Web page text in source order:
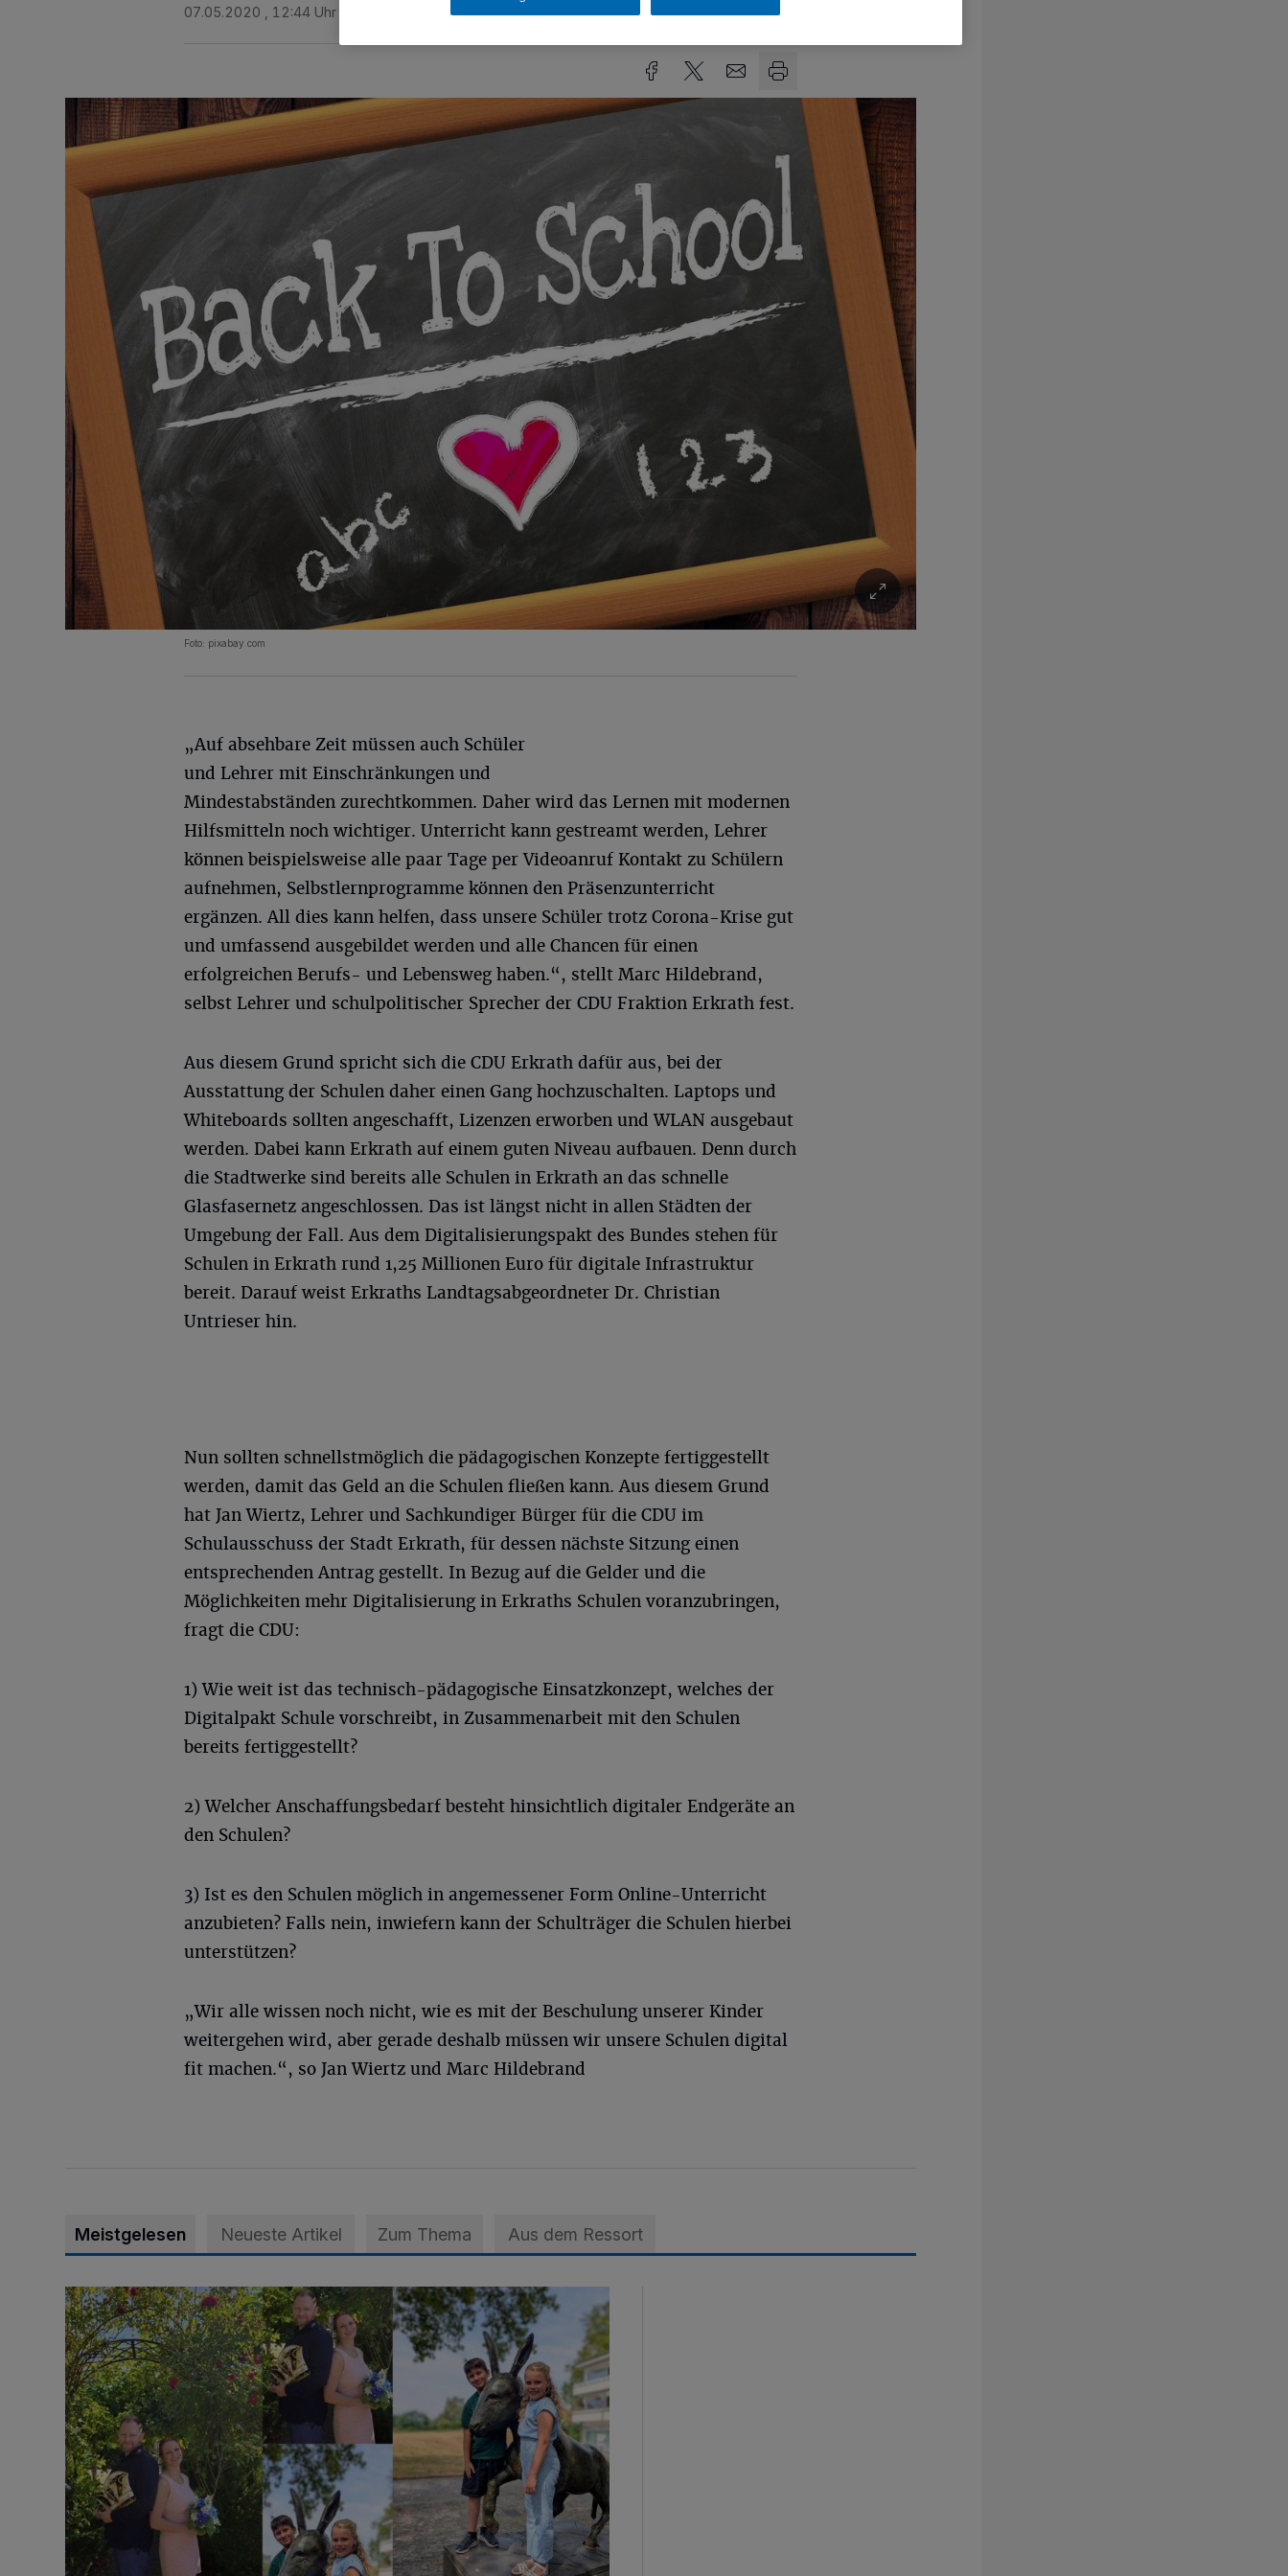
07.05.2020 , 12:44 Uhr 2 Minuten Lesezeit
Foto: pixabay.com
„Auf absehbare Zeit müssen auch Schüler
und Lehrer mit Einschränkungen und
Mindestabständen zurechtkommen. Daher wird das Lernen mit modernen
Hilfsmitteln noch wichtiger. Unterricht kann gestreamt werden, Lehrer
können beispielsweise alle paar Tage per Videoanruf Kontakt zu Schülern
aufnehmen, Selbstlernprogramme können den Präsenzunterricht
ergänzen. All dies kann helfen, dass unsere Schüler trotz Corona-Krise gut
und umfassend ausgebildet werden und alle Chancen für einen
erfolgreichen Berufs- und Lebensweg haben.“, stellt Marc Hildebrand,
selbst Lehrer und schulpolitischer Sprecher der CDU Fraktion Erkrath fest.
Aus diesem Grund spricht sich die CDU Erkrath dafür aus, bei der
Ausstattung der Schulen daher einen Gang hochzuschalten. Laptops und
Whiteboards sollten angeschafft, Lizenzen erworben und WLAN ausgebaut
werden. Dabei kann Erkrath auf einem guten Niveau aufbauen. Denn durch
die Stadtwerke sind bereits alle Schulen in Erkrath an das schnelle
Glasfasernetz angeschlossen. Das ist längst nicht in allen Städten der
Umgebung der Fall. Aus dem Digitalisierungspakt des Bundes stehen für
Schulen in Erkrath rund 1,25 Millionen Euro für digitale Infrastruktur
bereit. Darauf weist Erkraths Landtagsabgeordneter Dr. Christian
Untrieser hin.
Nun sollten schnellstmöglich die pädagogischen Konzepte fertiggestellt
werden, damit das Geld an die Schulen fließen kann. Aus diesem Grund
hat Jan Wiertz, Lehrer und Sachkundiger Bürger für die CDU im
Schulausschuss der Stadt Erkrath, für dessen nächste Sitzung einen
entsprechenden Antrag gestellt. In Bezug auf die Gelder und die
Möglichkeiten mehr Digitalisierung in Erkraths Schulen voranzubringen,
fragt die CDU:
1) Wie weit ist das technisch-pädagogische Einsatzkonzept, welches der
Digitalpakt Schule vorschreibt, in Zusammenarbeit mit den Schulen
bereits fertiggestellt?
2) Welcher Anschaffungsbedarf besteht hinsichtlich digitaler Endgeräte an
den Schulen?
3) Ist es den Schulen möglich in angemessener Form Online-Unterricht
anzubieten? Falls nein, inwiefern kann der Schulträger die Schulen hierbei
unterstützen?
„Wir alle wissen noch nicht, wie es mit der Beschulung unserer Kinder
weitergehen wird, aber gerade deshalb müssen wir unsere Schulen digital
fit machen.“, so Jan Wiertz und Marc Hildebrand
Meistgelesen Neueste Artikel Zum Thema Aus dem Ressort
Die karnevalistische Vorfreude ist riesengroß